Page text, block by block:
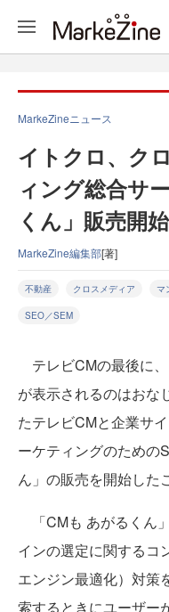
MarkeZineニュース
イトクロ、ク
ィング総合サ
くん」販売開始
MarkeZine編集部[著]
不動産 クロスメディア マ
SEO／SEM
テレビCMの最後に
が表示されるのはおな
たテレビCMと企業サ
ーケティングのための
ん」の販売を開始した
「CMも あがるくん
インの選定に関するコ
エンジン最適化）対策
索するときにユーザー